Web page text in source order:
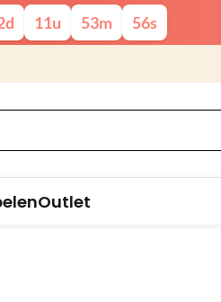
d 11u 53m 55s
Outlet